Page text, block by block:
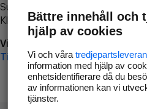
Surfa till
Klicka påTillbaka-knappen i
Vi beklagar besväret!
Till startsidan
Bättre innehåll och
hjälp av cookies
Vi och våra
information med hjälp av
enhetsidentifierare då du
av informationen kan vi
tjänster.